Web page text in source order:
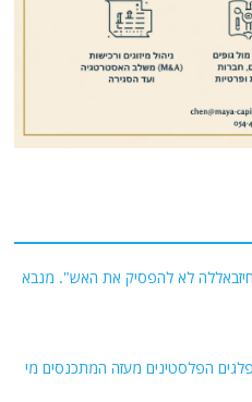
לא להפסיק את האש". מנבא
הפלסטינים מעזה המתכנסים מי